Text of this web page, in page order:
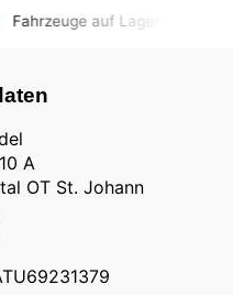
auf Lager
A
OT St. Johann